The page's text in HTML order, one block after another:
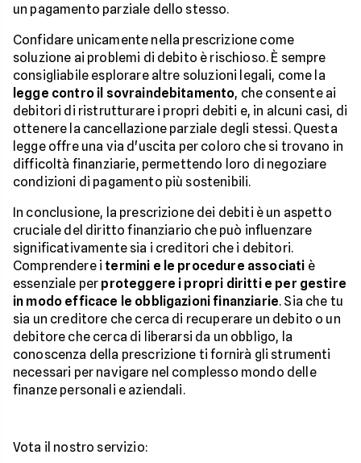
un pagamento parziale dello stesso.
Confidare unicamente nella prescrizione come
soluzione ai problemi di debito è rischioso. È sempre
consigliabile esplorare altre soluzioni legali, come la
legge contro il sovraindebitamento, che consente ai
debitori di ristrutturare i propri debiti e, in alcuni casi, di
ottenere la cancellazione parziale degli stessi. Questa
legge offre una via d'uscita per coloro che si trovano in
difficoltà finanziarie, permettendo loro di negoziare
condizioni di pagamento più sostenibili.
In conclusione, la prescrizione dei debiti è un aspetto
cruciale del diritto finanziario che può influenzare
significativamente sia i creditori che i debitori.
Comprendere i termini e le procedure associati è
essenziale per proteggere i propri diritti e per gestire
in modo efficace le obbligazioni finanziarie. Sia che tu
sia un creditore che cerca di recuperare un debito o un
debitore che cerca di liberarsi da un obbligo, la
conoscenza della prescrizione ti fornirà gli strumenti
necessari per navigare nel complesso mondo delle
finanze personali e aziendali.
Vota il nostro servizio: